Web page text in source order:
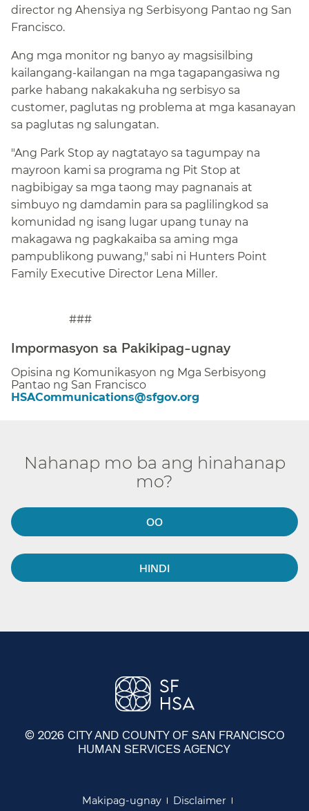
director ng Ahensiya ng Serbisyong Pantao ng San
Francisco.​​
Ang mga monitor ng banyo ay magsisilbing
kailangang-kailangan na mga tagapangasiwa ng
parke habang nakakakuha ng serbisyo sa
customer, paglutas ng problema at mga kasanayan
sa paglutas ng salungatan.​​
"Ang Park Stop ay nagtatayo sa tagumpay na
mayroon kami sa programa ng Pit Stop at
nagbibigay sa mga taong may pagnanais at
simbuyo ng damdamin para sa paglilingkod sa
komunidad ng isang lugar upang tunay na
makagawa ng pagkakaiba sa aming mga
pampublikong puwang," sabi ni Hunters Point
Family Executive Director Lena Miller.​​
###​​
Impormasyon sa Pakikipag-ugnay​​
Opisina ng Komunikasyon ng Mga Serbisyong
Pantao ng San Francisco​​
HSACommunications@sfgov.org​​
Nahanap mo ba ang hinahanap
mo?​​
OO​​
HINDI​​
© 2026 CITY AND COUNTY OF SAN FRANCISCO
HUMAN SERVICES AGENCY
Makipag-ugnay​​ Disclaimer​​